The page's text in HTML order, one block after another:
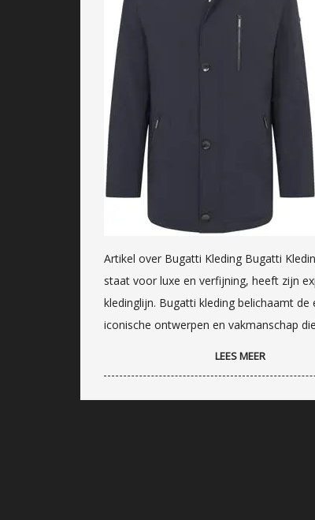
Artikel over Bugatti Kleding Bugatti
staat voor luxe en verfijning, heeft zijn
kledinglijn. Bugatti kleding belichaamt
iconische ontwerpen en vakmanschap
LEES MEER